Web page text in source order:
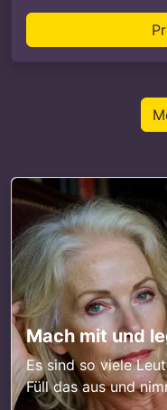
Mach mit und
Es sind so viele
Füll das aus und